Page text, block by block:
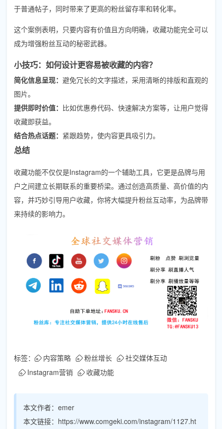
于普通帖子，同时带来了更高的粉丝留存率和转化率。
这个案例表明，只要内容有价值且方向明确，收藏功能完全可以
成为增强粉丝互动的秘密武器。
小技巧：如何设计更容易被收藏的内容？
简化信息呈现： 避免冗长的文字描述，采用清晰的排版和直观的
图片。
提供即时价值： 比如优惠券代码、快速解决方案等，让用户觉得
收藏即获益。
结合热点话题： 紧跟趋势，使内容更具吸引力。
总结
收藏功能不仅仅是Instagram的一个辅助工具，它更是品牌与用
户之间建立长期联系的重要桥梁。通过创造高质量、高价值的内
容，并巧妙引导用户收藏，你将大幅提升粉丝互动率，为品牌带
来持续的影响力。
标签： 内容策略 粉丝增长
社交媒体互动
Instagram营销
收藏功能
本文作者： emer
本文链接： https://www.comgeki.com/instagram/1127.ht